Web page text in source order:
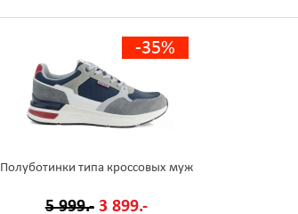
-35%
Полуботинки типа кроссовых муж
5 999.- 3 899.-